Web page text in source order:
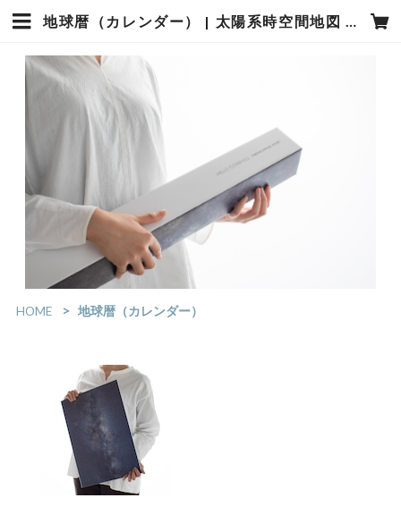
地球暦（カレンダー） | 太陽系時空間地図 地球暦 HELIO COMPASS
HOME 地球暦（カレンダー）